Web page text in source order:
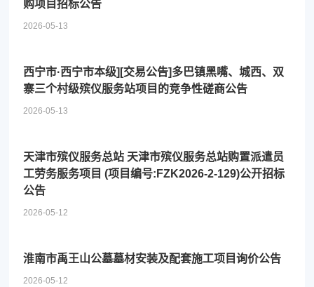
购项目招标公告
2026-05-13
西宁市·西宁市本级][交易公告]多巴镇黑嘴、城西、双
寨三个村级殡仪服务站项目的竞争性磋商公告
2026-05-13
天津市殡仪服务总站 天津市殡仪服务总站购置派遣员
工劳务服务项目 (项目编号:FZK2026-2-129)公开招标
公告
2026-05-12
淮南市禹王山公墓墓材安装及配套施工项目询价公告
2026-05-12